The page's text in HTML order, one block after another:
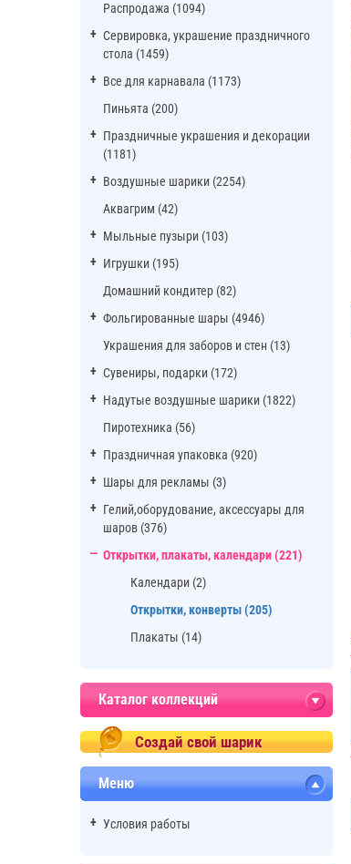
Распродажа (1094)
Сервировка, украшение праздничного
стола (1459)
Все для карнавала (1173)
Пиньята (200)
Праздничные украшения и декорации
(1181)
Воздушные шарики (2254)
Аквагрим (42)
Мыльные пузыри (103)
Игрушки (195)
Домашний кондитер (82)
Фольгированные шары (4946)
Украшения для заборов и стен (13)
Сувениры, подарки (172)
Надутые воздушные шарики (1822)
Пиротехника (56)
Праздничная упаковка (920)
Шары для рекламы (3)
Гелий,оборудование, аксессуары для
шаров (376)
Открытки, плакаты, календари (221)
Календари (2)
Открытки, конверты (205)
Плакаты (14)
Каталог коллекций
Создай свой шарик
Меню
Условия работы